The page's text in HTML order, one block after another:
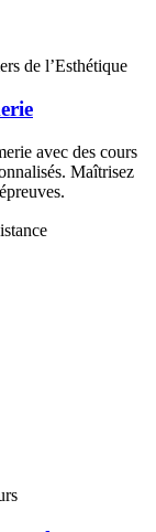
de l’Esthétique
avec des cours
Maîtrisez